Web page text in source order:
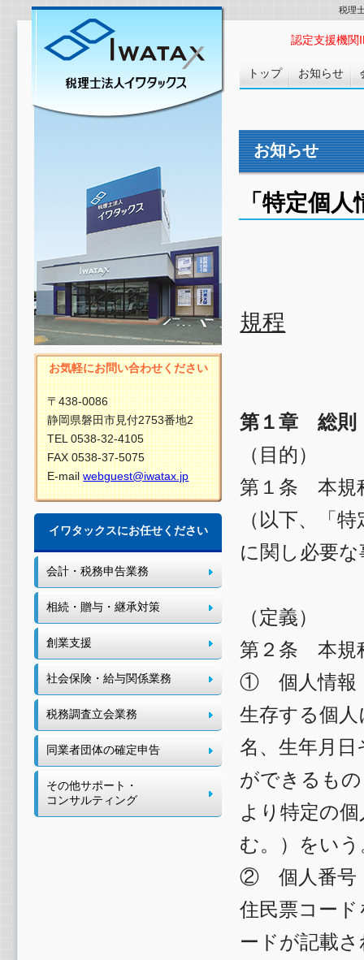
税理
認定支援機関
お知らせ
「特定個
規程
第１章 総則
（目的）
第１条 本規
（以下、「
に関し必要
（定義）
第２条 本規
① 個人情報
生存する個
名、生年月
ができるも
より特定の
む。）をいう
② 個人番号
住民票コー
ードが記載
トップ お知らせ
お気軽にお問い合わせください
〒438-0086
静岡県磐田市見付2753番地2
TEL 0538-32-4105
FAX 0538-37-5075
E-mailwebguest@iwatax.jp
イワタックスにお任せください
会計・税務申告業務
相続・贈与・継承対策
創業支援
社会保険・給与関係業務
税務調査立会業務
同業者団体の確定申告
その他サポート・
コンサルティング